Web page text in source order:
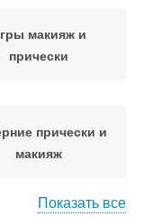
макияж и
прически
прически и
макияж
Показать все